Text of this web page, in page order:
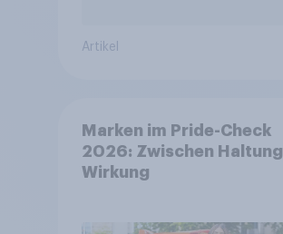
Artikel
Marken im Pride-Check
2026: Zwischen Haltung
Wirkung